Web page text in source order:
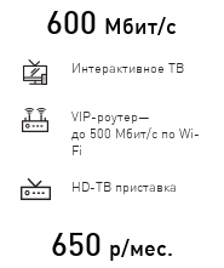
600 Мбит/с
Интерактивное ТВ
VIP-роутер—
до 500 Мбит/с по Wi-
Fi
HD-ТВ приставка
650 р/мес.